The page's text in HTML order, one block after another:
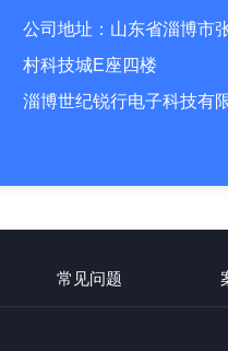
公司地址：山东省淄博市
村科技城E座四楼
淄博世纪锐行电子科技有
常见问题